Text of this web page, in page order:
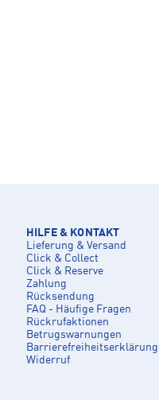
HILFE & KONTAKT
Lieferung & Versand
Click & Collect
Click & Reserve
Zahlung
Rücksendung
FAQ - Häufige Fragen
Rückrufaktionen
Betrugswarnungen
Barrierefreiheitserklärung
Widerruf